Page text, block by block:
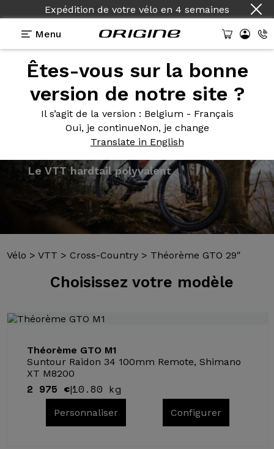
Expédition de votre vélo en 4 semaines
Menu
Êtes-vous sur la bonne
version de notre site ?
Il s’agit de la version : Belgium - Français
Oui, je continueNon, je change
Translate in English
Modèles
Vélo >VTT >Cross-Country > Théorème GTO 29″
Choisissez votre modèle
Théorème GTO M1
Suntour Raidon 34 100mm Remote, Shimano
XT M8200
2 975 €|10.80 kg
Personnaliser Configurer